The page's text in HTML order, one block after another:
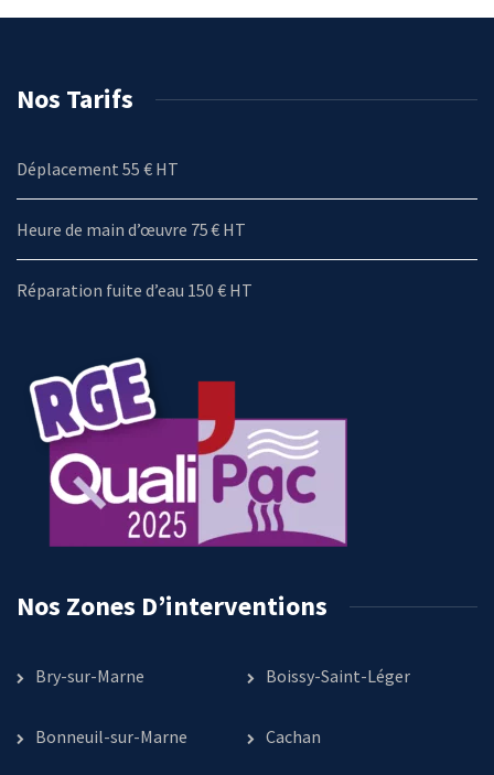
Nos Tarifs
Déplacement 55 € HT
Heure de main d’œuvre 75 € HT
Réparation fuite d’eau 150 € HT
Nos Zones D’interventions
Bry-sur-Marne Boissy-Saint-Léger
Bonneuil-sur-Marne Cachan